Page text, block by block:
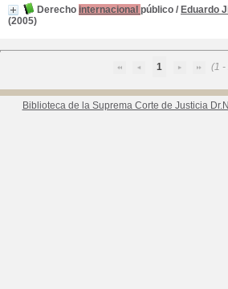
Derecho internacional público / Eduardo
(2005)
1 (1 -
Biblioteca de la Suprema Corte de Justicia